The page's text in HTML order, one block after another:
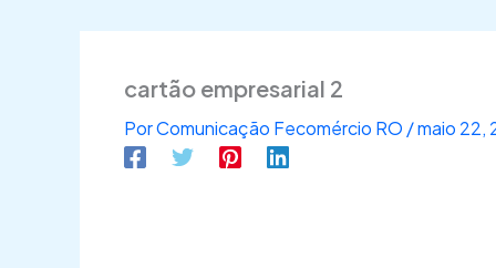
cartão empresarial 2
PorComunicação Fecomércio RO /maio 22,